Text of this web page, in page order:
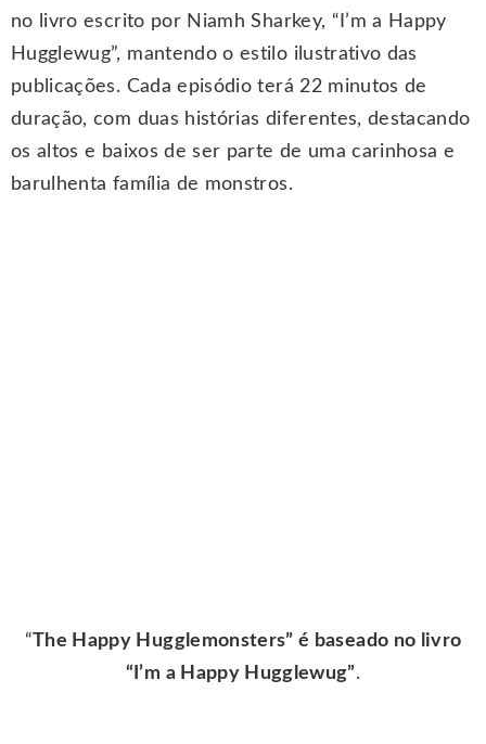
no livro escrito por Niamh Sharkey, “I’m a Happy
Hugglewug”, mantendo o estilo ilustrativo das
publicações. Cada episódio terá 22 minutos de
duração, com duas histórias diferentes, destacando
os altos e baixos de ser parte de uma carinhosa e
barulhenta família de monstros.
“The Happy Hugglemonsters” é baseado no livro
“I’m a Happy Hugglewug”.